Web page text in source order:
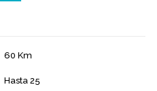
60 Km
Hasta 25